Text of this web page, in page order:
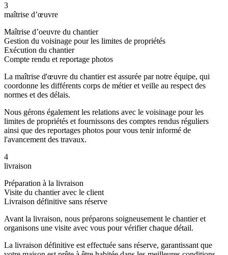
3
maîtrise d’œuvre
Maîtrise d’oeuvre du chantier
Gestion du voisinage pour les limites de propriétés
Exécution du chantier
Compte rendu et reportage photos
La maîtrise d'œuvre du chantier est assurée par notre équipe, qui
coordonne les différents corps de métier et veille au respect des
normes et des délais.
Nous gérons également les relations avec le voisinage pour les
limites de propriétés et fournissons des comptes rendus réguliers
ainsi que des reportages photos pour vous tenir informé de
l'avancement des travaux.
4
livraison
Préparation à la livraison
Visite du chantier avec le client
Livraison définitive sans réserve
Avant la livraison, nous préparons soigneusement le chantier et
organisons une visite avec vous pour vérifier chaque détail.
La livraison définitive est effectuée sans réserve, garantissant que